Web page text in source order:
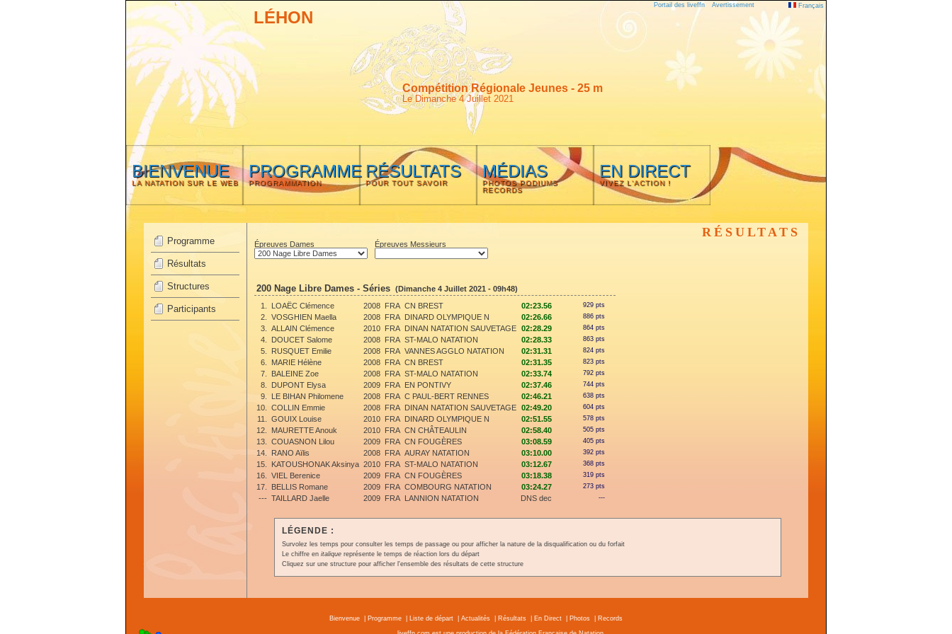
Portail des liveffn Avertissement Français
LÉHON
Compétition Régionale Jeunes - 25 m
Le Dimanche 4 Juillet 2021
BIENVENUE
LA NATATION SUR LE WEB
PROGRAMME
PROGRAMMATION
RÉSULTATS
POUR TOUT SAVOIR
MÉDIAS
PHOTOS PODIUMS
RECORDS
EN DIRECT
VIVEZ L'ACTION !
Programme
Résultats
Structures
Participants
RÉSULTATS
Épreuves Dames Épreuves Messieurs
200 Nage Libre Dames - Séries (Dimanche 4 Juillet 2021 - 09h48)
1.
LOAËC Clémence 2008 FRA CN BREST 02:23.56 929 pts
2. VOSGHIEN Maella 2008 FRA DINARD OLYMPIQUE N 02:26.66 886 pts
3. ALLAIN Clémence 2010 FRA DINAN NATATION SAUVETAGE 02:28.29 864 pts
4. DOUCET Salome 2008 FRA ST-MALO NATATION 02:28.33 863 pts
5. RUSQUET Emilie 2008 FRA VANNES AGGLO NATATION 02:31.31 824 pts
6. MARIE Hélène 2008 FRA CN BREST 02:31.35 823 pts
7. BALEINE Zoe 2008 FRA ST-MALO NATATION 02:33.74 792 pts
8. DUPONT Elysa 2009 FRA EN PONTIVY 02:37.46 744 pts
9. LE BIHAN Philomene 2008 FRA C PAUL-BERT RENNES 02:46.21 638 pts
10. COLLIN Emmie 2008 FRA DINAN NATATION SAUVETAGE 02:49.20 604 pts
11. GOUIX Louise 2010 FRA DINARD OLYMPIQUE N 02:51.55 578 pts
12. MAURETTE Anouk 2010 FRA CN CHÂTEAULIN 02:58.40 505 pts
13. COUASNON Lilou 2009 FRA CN FOUGÈRES 03:08.59 405 pts
14. RANO Aïlis 2008 FRA AURAY NATATION 03:10.00 392 pts
15. KATOUSHONAK Aksinya 2010 FRA ST-MALO NATATION 03:12.67 368 pts
16. VIEL Berenice 2009 FRA CN FOUGÈRES 03:18.38 319 pts
17. BELLIS Romane 2009 FRA COMBOURG NATATION 03:24.27 273 pts
--- TAILLARD Jaelle 2009 FRA LANNION NATATION DNS dec ---
LÉGENDE :
Survolez les temps pour consulter les temps de passage ou pour afficher la nature de la disqualification ou du forfait
Le chiffre en italiquereprésente le temps de réaction lors du départ
Cliquez sur une structure pour afficher l'ensemble des résultats de cette structure
Bienvenue Programme Liste de départ Actualités Résultats En Direct Photos Records